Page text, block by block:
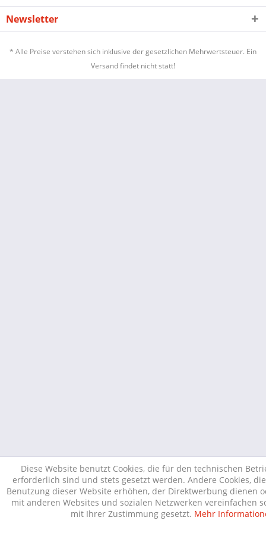
Newsletter
* Alle Preise verstehen sich inklusive der gesetzlichen Mehrwertsteuer. Ein
Versand findet nicht statt!
Diese Website benutzt Cookies, die für den technischen
erforderlich sind und stets gesetzt werden. Andere Cookies,
Benutzung dieser Website erhöhen, der Direktwerbung dienen
mit anderen Websites und sozialen Netzwerken vereinfachen
mit Ihrer Zustimmung gesetzt. Mehr